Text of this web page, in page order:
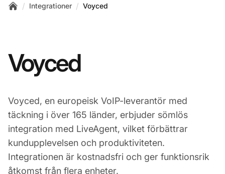
/ Integrationer / Voyced
Voyced
Voyced, en europeisk VoIP-leverantör med
täckning i över 165 länder, erbjuder sömlös
integration med LiveAgent, vilket förbättrar
kundupplevelsen och produktiviteten.
Integrationen är kostnadsfri och ger funktionsrik
åtkomst från flera enheter.